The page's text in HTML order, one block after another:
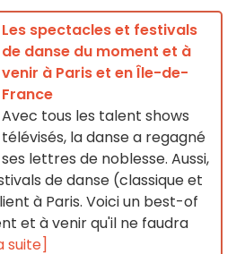
Les spectacles et festivals
de danse du moment et à
venir à Paris et en Île-de-
France
Avec tous les talent shows
télévisés, la danse a regagné
ses lettres de noblesse. Aussi,
de danse (classique et
à Paris. Voici un best-of
et à venir qu'il ne faudra
suite]